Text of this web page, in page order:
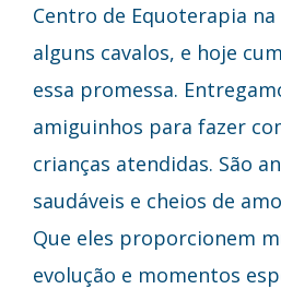
Centro de Equoterapia
alguns cavalos, e hoje
essa promessa.
amiguinhos para fazer
crianças atendidas. São
saudáveis e cheios de
Que eles proporcionem
evolução e momentos